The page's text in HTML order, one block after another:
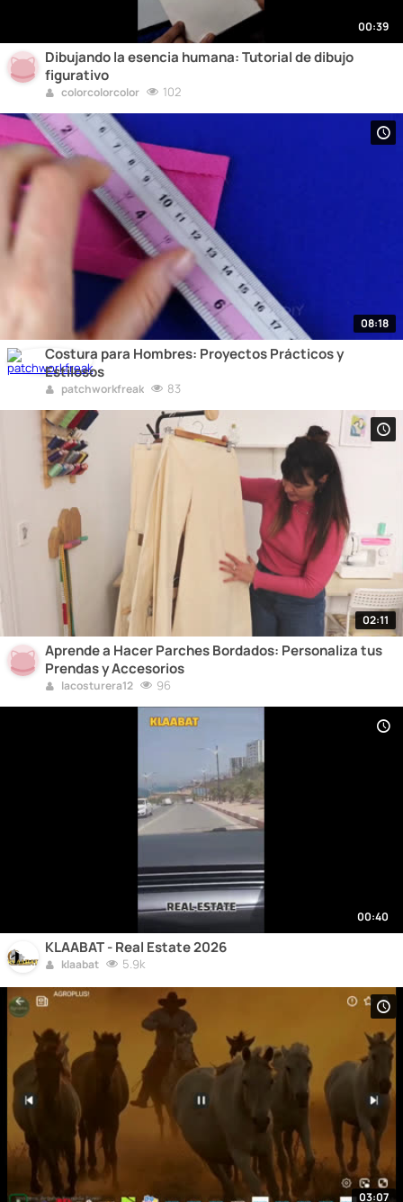
00:39
Dibujando la esencia humana: Tutorial de dibujo
figurativo
colorcolorcolor 102
08:18
Costura para Hombres: Proyectos Prácticos y
Estilosos
patchworkfreak 83
02:11
Aprende a Hacer Parches Bordados: Personaliza tus
Prendas y Accesorios
lacosturera12 96
00:40
KLAABAT - Real Estate 2026
klaabat 5.9k
03:07